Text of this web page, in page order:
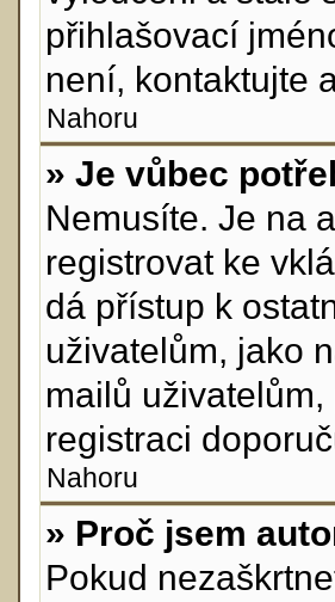
přihlašovací
není, kontaktujte
Nahoru
» Je vůbec
Nemusíte. Je na
registrovat ke
dá přístup k
uživatelům, jako
mailů
registraci
Nahoru
» Proč jsem
Pokud